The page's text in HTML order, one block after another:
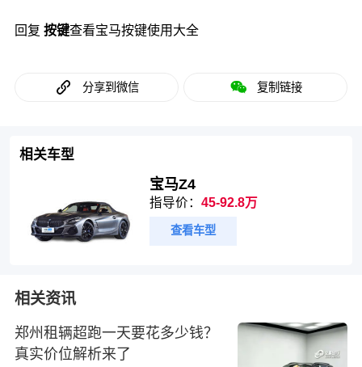
回复 按键查看宝马按键使用大全
分享到微信 复制链接
相关车型
宝马Z4
指导价：45-92.8万
查看车型
相关资讯
郑州租辆超跑一天要花多少钱？
真实价位解析来了